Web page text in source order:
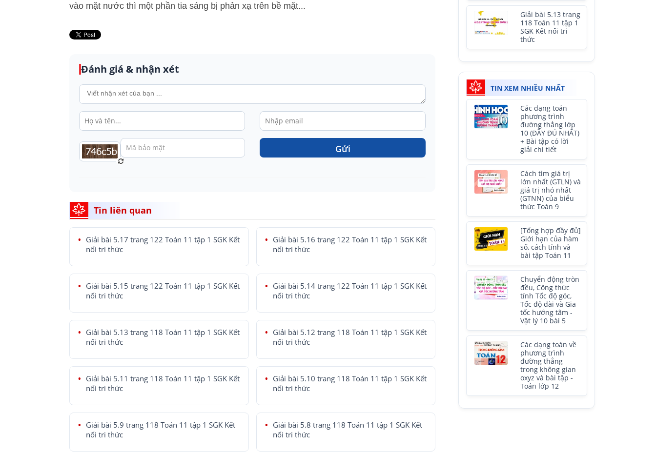
vào mặt nước thì một phần tia sáng bị phản xạ trên bề mặt...
Đánh giá & nhận xét
Gửi
Tin liên quan
Giải bài 5.17 trang 122 Toán 11 tập 1 SGK Kết
nối tri thức
Giải bài 5.16 trang 122 Toán 11 tập 1 SGK Kết
nối tri thức
Giải bài 5.15 trang 122 Toán 11 tập 1 SGK Kết
nối tri thức
Giải bài 5.14 trang 122 Toán 11 tập 1 SGK Kết
nối tri thức
Giải bài 5.13 trang 118 Toán 11 tập 1 SGK Kết
nối tri thức
Giải bài 5.12 trang 118 Toán 11 tập 1 SGK Kết
nối tri thức
Giải bài 5.11 trang 118 Toán 11 tập 1 SGK Kết
nối tri thức
Giải bài 5.10 trang 118 Toán 11 tập 1 SGK Kết
nối tri thức
Giải bài 5.9 trang 118 Toán 11 tập 1 SGK Kết
nối tri thức
Giải bài 5.8 trang 118 Toán 11 tập 1 SGK Kết
nối tri thức
Giải bài 5.13 trang
118 Toán 11 tập 1
SGK Kết nối tri
thức
TIN XEM NHIỀU NHẤT
Các dạng toán
phương trình
đường thẳng lớp
10 (ĐẦY ĐỦ NHẤT)
+ Bài tập có lời
giải chi tiết
Cách tìm giá trị
lớn nhất (GTLN) và
giá trị nhỏ nhất
(GTNN) của biểu
thức Toán 9
[Tổng hợp đầy đủ]
Giới hạn của hàm
số, cách tính và
bài tập Toán 11
Chuyển động tròn
đều, Công thức
tính Tốc độ góc,
Tốc độ dài và Gia
tốc hướng tâm -
Vật lý 10 bài 5
Các dạng toán về
phương trình
đường thẳng
trong không gian
oxyz và bài tập -
Toán lớp 12